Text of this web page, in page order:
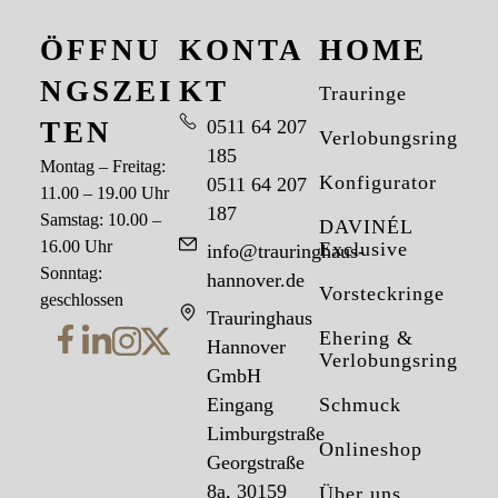
HOME
Trauringe
Verlobungsringe
Konfigurator
DAVINÉL
Exclusive
Vorsteckringe
Ehering &
Verlobungsring
Schmuck
Onlineshop
KONTA
KT
0511 64 207
185
0511 64 207
187
info@trauringhaus-
hannover.de
Trauringhaus
Hannover
GmbH
Eingang
Limburgstraße
Georgstraße
8a, 30159
ÖFFNU
NGSZEI
TEN
Montag – Freitag:
11.00 – 19.00 Uhr
Samstag: 10.00 –
16.00 Uhr
Sonntag:
geschlossen